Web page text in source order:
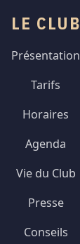
LE CLUB
Présentation
Tarifs
Horaires
Agenda
Vie du Club
Presse
Conseils